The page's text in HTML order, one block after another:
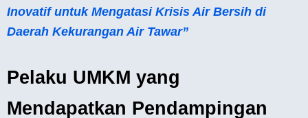
Inovatif untuk Mengatasi Krisis Air Bersih di
Daerah Kekurangan Air Tawar”
Pelaku UMKM yang
Mendapatkan Pendampingan